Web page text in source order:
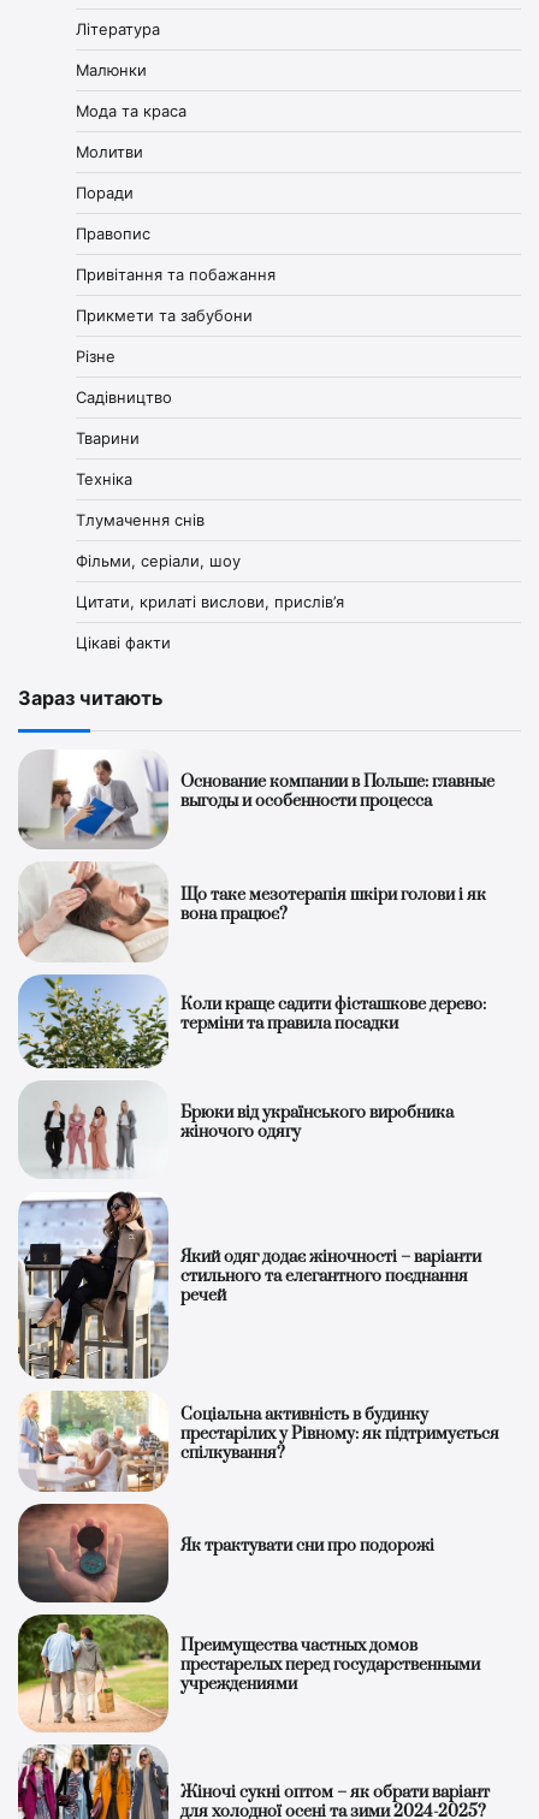
Література
Малюнки
Мода та краса
Молитви
Поради
Правопис
Привітання та побажання
Прикмети та забубони
Різне
Садівництво
Тварини
Техніка
Тлумачення снів
Фільми, серіали, шоу
Цитати, крилаті вислови, прислів’я
Цікаві факти
Зараз читають
Основание компании в Польше: главные
выгоды и особенности процесса
Що таке мезотерапія шкіри голови і як
вона працює?
Коли краще садити фісташкове дерево:
терміни та правила посадки
Брюки від українського виробника
жіночого одягу
Який одяг додає жіночності – варіанти
стильного та елегантного поєднання
речей
Соціальна активність в будинку
престарілих у Рівному: як підтримується
спілкування?
Як трактувати сни про подорожі
Преимущества частных домов
престарелых перед государственными
учреждениями
Жіночі сукні оптом – як обрати варіант
для холодної осені та зими 2024-2025?